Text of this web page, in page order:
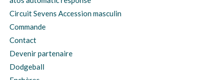
Circuit Sevens Accession masculin
Commande
Contact
Devenir partenaire
Dodgeball